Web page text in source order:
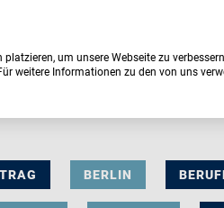
BERLIN
um unsere Webseite zu
weitere Informationen zu den von uns